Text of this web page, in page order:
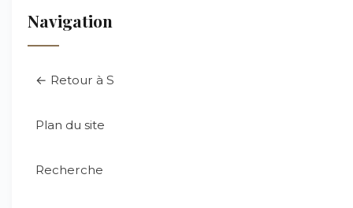
Navigation
← Retour à S
Plan du site
Recherche